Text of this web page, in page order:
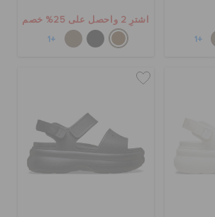
+1
اشترِ 2 واحصل على 25% خصم
+1